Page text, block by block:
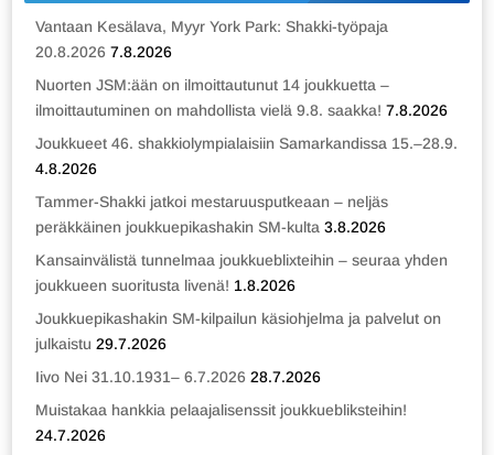
Vantaan Kesälava, Myyr York Park: Shakki-työpaja
20.8.2026 7.8.2026
Nuorten JSM:ään on ilmoittautunut 14 joukkuetta –
ilmoittautuminen on mahdollista vielä 9.8. saakka! 7.8.2026
Joukkueet 46. shakkiolympialaisiin Samarkandissa 15.–28.9.
4.8.2026
Tammer-Shakki jatkoi mestaruusputkeaan – neljäs
peräkkäinen joukkuepikashakin SM-kulta 3.8.2026
Kansainvälistä tunnelmaa joukkueblixteihin – seuraa yhden
joukkueen suoritusta livenä! 1.8.2026
Joukkuepikashakin SM-kilpailun käsiohjelma ja palvelut on
julkaistu 29.7.2026
Iivo Nei 31.10.1931– 6.7.2026 28.7.2026
Muistakaa hankkia pelaajalisenssit joukkuebliksteihin!
24.7.2026